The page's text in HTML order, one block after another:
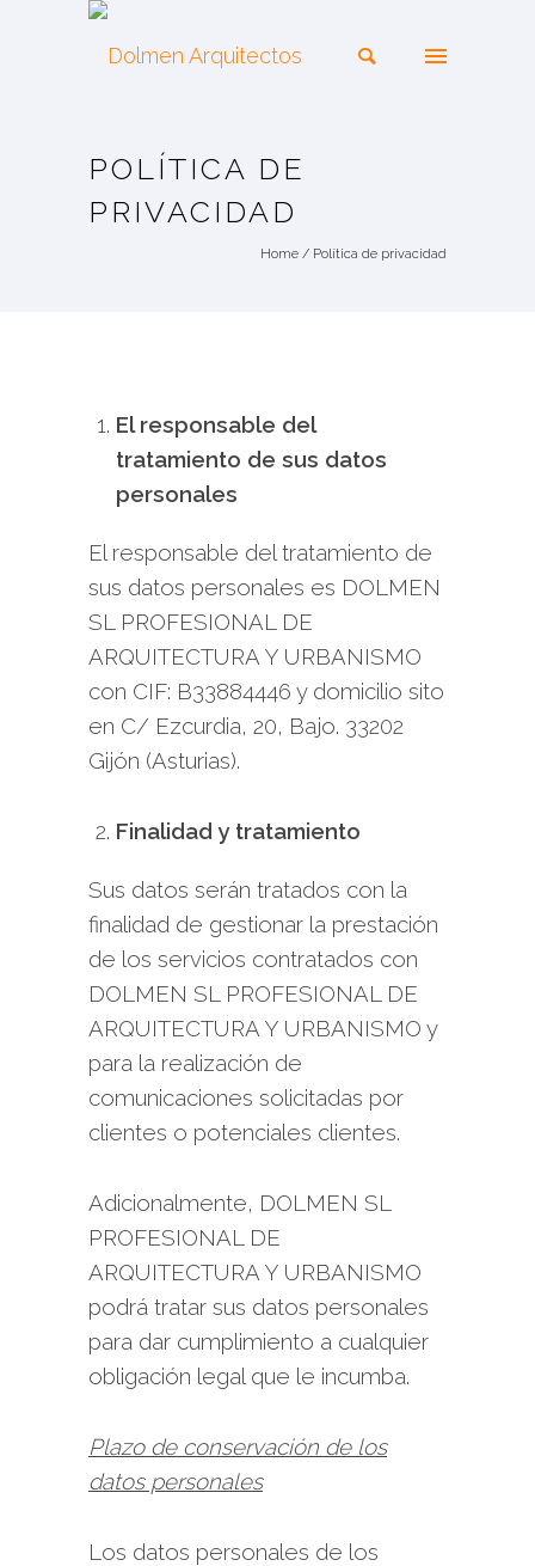
POLÍTICA DE
PRIVACIDAD
Home / Política de privacidad
El responsable del
tratamiento de sus datos
personales
El responsable del tratamiento de
sus datos personales es DOLMEN
SL PROFESIONAL DE
ARQUITECTURA Y URBANISMO
con CIF: B33884446 y domicilio sito
en C/ Ezcurdia, 20, Bajo. 33202
Gijón (Asturias).
Finalidad y tratamiento
Sus datos serán tratados con la
finalidad de gestionar la prestación
de los servicios contratados con
DOLMEN SL PROFESIONAL DE
ARQUITECTURA Y URBANISMO y
para la realización de
comunicaciones solicitadas por
clientes o potenciales clientes.
Adicionalmente, DOLMEN SL
PROFESIONAL DE
ARQUITECTURA Y URBANISMO
podrá tratar sus datos personales
para dar cumplimiento a cualquier
obligación legal que le incumba.
Plazo de conservación de los
datos personales
Los datos personales de los